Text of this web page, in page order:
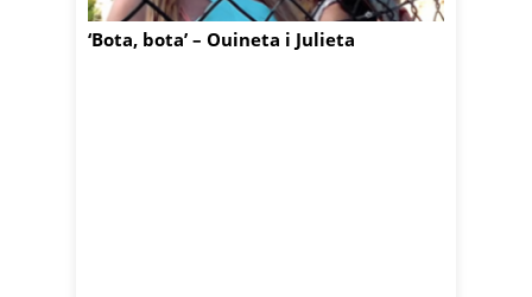
‘Bota, bota’ – Ouineta i Julieta